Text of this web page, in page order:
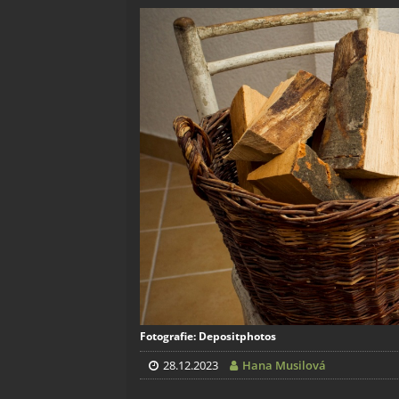
Fotografie: Depositphotos
28.12.2023 Hana Musilová